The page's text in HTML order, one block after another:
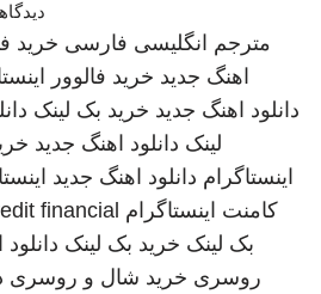
مترجم انگلیسی فارسی خرید
اهنگ جدید خرید فالوور
دانلود اهنگ جدید خرید بک لینک
لینک دانلود اهنگ جدید
اینستاگرام دانلود اهنگ جدید
کامنت اینستاگرام financial
بک لینک خرید بک لینک
روسری خرید شال و روسری